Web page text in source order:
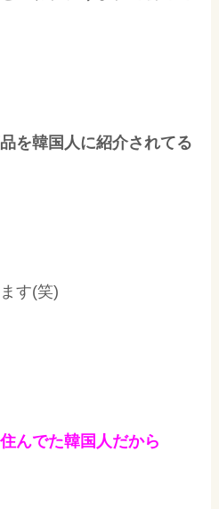
を韓国人に紹介されてる
す(笑)
んでた韓国人だから